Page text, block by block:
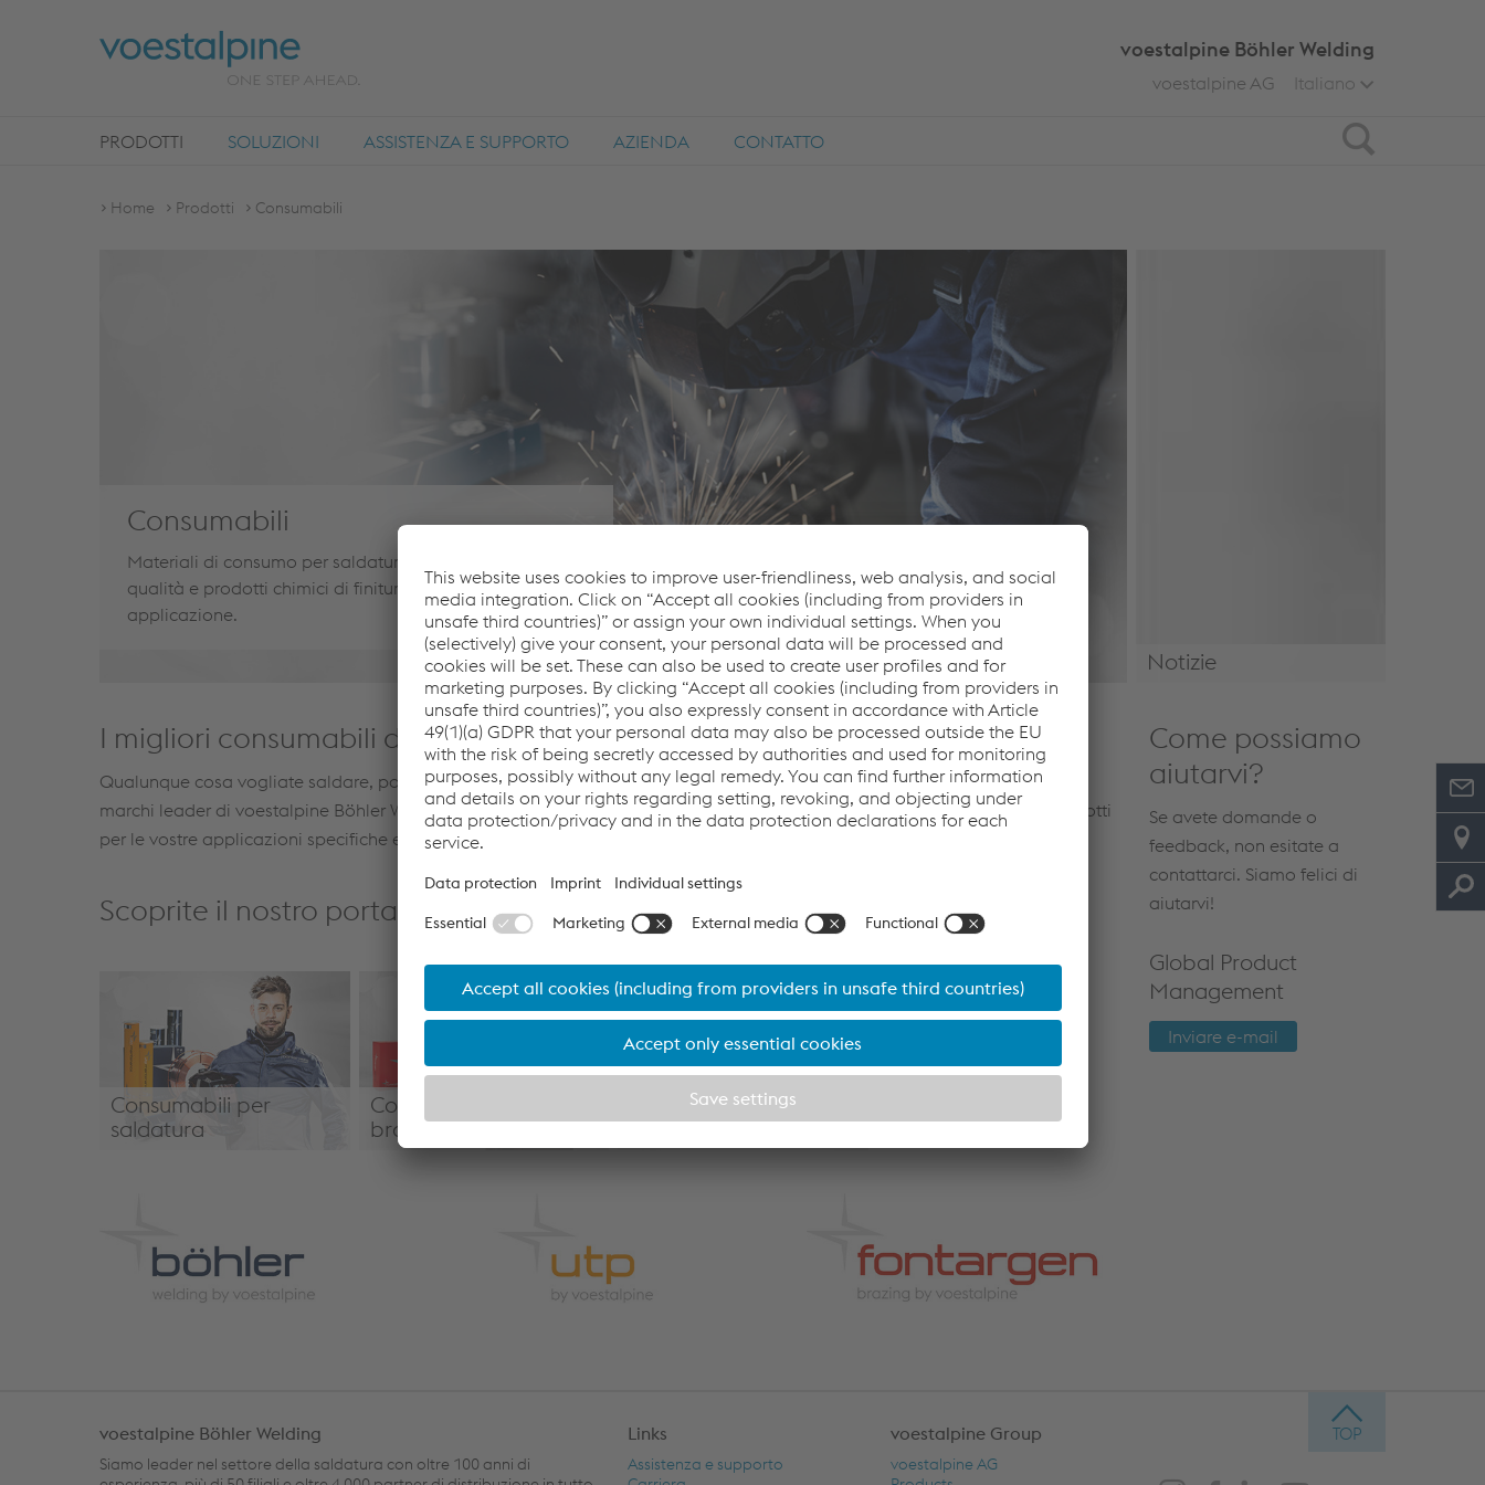
Search
voestalpine Böhler Welding
Italiano
voestalpine AG
PRODOTTI SOLUZIONI ASSISTENZA E SUPPORTO AZIENDA CONTATTO
Home Prodotti Consumabili
Consumabili
Materiali di consumo per saldatura e brasatura di alta
qualità e prodotti chimici di finitura per ogni
applicazione.
Notizie
I migliori consumabili di saldatura per i migliori saldatori
Qualunque cosa vogliate saldare, potete fidarvi dei prodotti consumabili per saldatura e brasatura di qualità superiore dei
marchi leader di voestalpine Böhler Welding , UTP e Fontargen Brazing. I nostri consumabili originali sono progettati e prodotti
per le vostre applicazioni specifiche e soddisfano i più elevati standard di qualità.
Scoprite il nostro portafoglio prodotti
Consumabili per
saldatura
Consumabili per
brasatura
Prodotti chimici di
finitura
Come possiamo
aiutarvi?
Se avete domande o
feedback, non esitate a
contattarci. Siamo felici di
aiutarvi!
Global Product
Management
Inviare e-mail
voestalpine Böhler Welding
Siamo leader nel settore della saldatura con oltre 100 anni di
Links
Assistenza e supporto
voestalpine Group
voestalpine AG